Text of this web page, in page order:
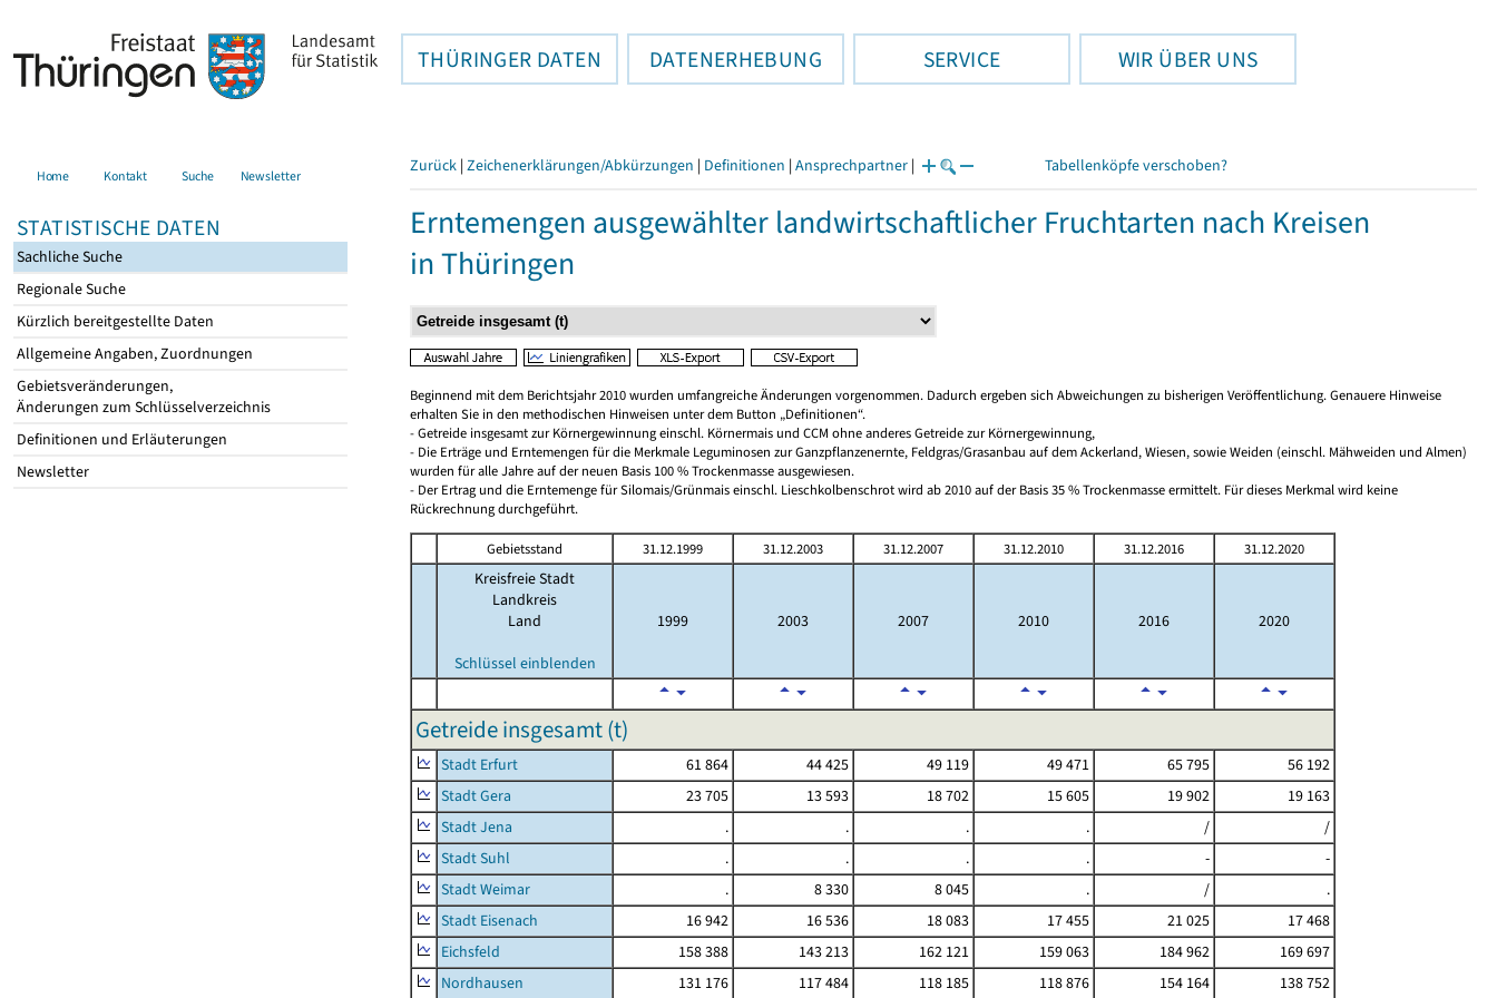
THÜRINGER DATEN DATENERHEBUNG SERVICE WIR ÜBER UNS
Home Kontakt Suche Newsletter
STATISTISCHE DATEN
Sachliche Suche
Regionale Suche
Kürzlich bereitgestellte Daten
Allgemeine Angaben, Zuordnungen
Gebietsveränderungen,
Änderungen zum Schlüsselverzeichnis
Definitionen und Erläuterungen
Newsletter
Zurück | Zeichenerklärungen/Abkürzungen | Definitionen | Ansprechpartner | Tabellenköpfe verschoben?
Erntemengen ausgewählter landwirtschaftlicher Fruchtarten nach Kreisen
in Thüringen
Beginnend mit dem Berichtsjahr 2010 wurden umfangreiche Änderungen vorgenommen. Dadurch ergeben sich Abweichungen zu bisherigen Veröffentlichung. Genauere Hinweise
erhalten Sie in den methodischen Hinweisen unter dem Button „Definitionen“.
- Getreide insgesamt zur Körnergewinnung einschl. Körnermais und CCM ohne anderes Getreide zur Körnergewinnung,
- Die Erträge und Erntemengen für die Merkmale Leguminosen zur Ganzpflanzenernte, Feldgras/Grasanbau auf dem Ackerland, Wiesen, sowie Weiden (einschl. Mähweiden und Almen)
wurden für alle Jahre auf der neuen Basis 100 % Trockenmasse ausgewiesen.
- Der Ertrag und die Erntemenge für Silomais/Grünmais einschl. Lieschkolbenschrot wird ab 2010 auf der Basis 35 % Trockenmasse ermittelt. Für dieses Merkmal wird keine
Rückrechnung durchgeführt.
Gebietsstand 31.12.1999 31.12.2003 31.12.2007 31.12.2010 31.12.2016 31.12.2020
Kreisfreie Stadt
Landkreis
Land
Schlüssel einblenden
1999 2003 2007 2010 2016 2020
Getreide insgesamt (t)
Stadt Erfurt 61 864 44 425 49 119 49 471 65 795
56 192
Stadt Gera
23 705 13 593 18 702 15 605 19 902
19 163
Stadt Jena
. . . . /
/
Stadt Suhl
. . . . -
-
Stadt Weimar
. 8 330 8 045 . /
.
Stadt Eisenach
16 942 16 536 18 083 17 455 21 025
17 468
Eichsfeld
158 388 143 213 162 121 159 063 184 962
169 697
Nordhausen
131 176 117 484 118 185 118 876 154 164 138 752